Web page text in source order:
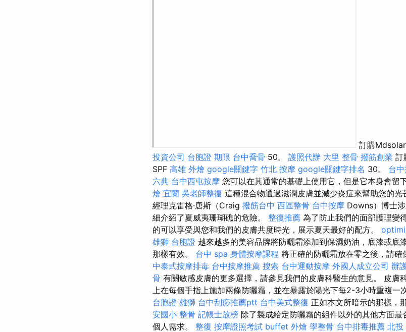
訂購
投資公司 台胞證 期限 台中喬骨 50。 護照代辦 大里 整骨 撥筋創業 訂
SPF 高雄 外燴 google關鍵字 竹北 按摩 google關鍵字排名 30。 台
六典 台中西屯按摩 您可以在其通常的基礎上使用它，但是它本身會留
燴 宜蘭 吳老師整復 這種混合物通過滋潤皮膚並減少炎症來幫助您的
經理克雷格·唐斯（Craig 撥筋台中 西區整骨 台中按摩 Downs）博士
細介紹了夏威夷珊瑚礁的危險。 整復推薦 為了防止我們的面部護理變
的可以享受與您和我們的皮膚共度時光，展示夏天最好的配方。
雄獅 台胞證 越來越多的美容品牌將防曬霜添加到保濕奶油，底漆或底
那樣有效。 台中 spa 身體按摩課程 將正確的防曬霜放在零之後，請確
中泰式按摩排毒 台中按摩推薦 搜索 台中運動按摩 外國人成立公司 辦
骨 有關敏感皮膚的更多選擇，請參見我們的皮膚科醫生的意見。 皮膚
上在每個手指上施加兩條防曬霜，並在暴露於陽光下每2-3小時重複一
台胞證 雄獅 台中刮痧推薦ptt 台中美式整復 正如本文所暗示的那樣，
安國小 整骨 記帳士放榜 除了製成給定防曬霜的組件以外的其他方面
個人需求。 整復 按摩證照考試 buffet 外燴 學整骨 台中排毒推薦 北投